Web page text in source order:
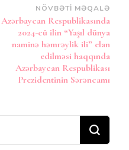
NÖVBƏTI MƏQALƏ
Azərbaycan Respublikasında
2024-cü ilin “Yaşıl dünya
naminə həmrəylik ili” elan
edilməsi haqqında
Azərbaycan Respublikası
Prezidentinin Sərəncamı